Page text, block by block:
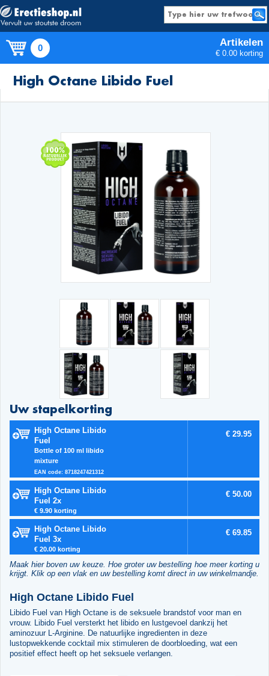
0 Artikelen
€ 0.00 korting
Producten
High Octane Libido Fuel
Uw stapelkorting
High Octane Libido
Fuel
Bottle of 100 ml libido
mixture
EAN code: 8718247421312
€ 29.95
High Octane Libido
Fuel 2x
€ 9.90 korting
€ 50.00
High Octane Libido
Fuel 3x
€ 20.00 korting
€ 69.85
Maak hier boven uw keuze. Hoe groter uw bestelling hoe meer korting u
krijgt. Klik op een vlak en uw bestelling komt direct in uw winkelmandje.
High Octane Libido Fuel
Libido Fuel van High Octane is de seksuele brandstof voor man en
vrouw. Libido Fuel versterkt het libido en lustgevoel dankzij het
aminozuur L-Arginine. De natuurlijke ingredienten in deze
lustopwekkende cocktail mix stimuleren de doorbloeding, wat een
positief effect heeft op het seksuele verlangen.